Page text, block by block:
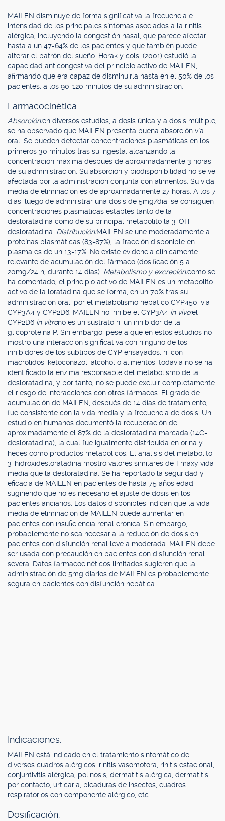
MAILEN disminuye de forma significativa la frecuencia e
intensidad de los principales síntomas asociados a la rinitis
alérgica, incluyendo la congestión nasal, que parece afectar
hasta a un 47-64% de los pacientes y que también puede
alterar el patrón del sueño. Horak y cols. (2001) estudió la
capacidad anticongestiva del principio activo de MAILEN,
afirmando que era capaz de disminuirla hasta en el 50% de los
pacientes, a los 90-120 minutos de su administración.
Farmacocinética.
Absorción:en diversos estudios, a dosis única y a dosis múltiple,
se ha observado que MAILEN presenta buena absorción vía
oral. Se pueden detectar concentraciones plasmáticas en los
primeros 30 minutos tras su ingesta, alcanzando la
concentración máxima después de aproximadamente 3 horas
de su administración. Su absorción y biodisponibilidad no se ve
afectada por la administración conjunta con alimentos. Su vida
media de eliminación es de aproximadamente 27 horas. A los 7
días, luego de administrar una dosis de 5mg/día, se consiguen
concentraciones plasmáticas estables tanto de la
desloratadina como de su principal metabolito la 3-OH
desloratadina. Distribución:MAILEN se une moderadamente a
proteínas plasmáticas (83-87%), la fracción disponible en
plasma es de un 13-17%. No existe evidencia clínicamente
relevante de acumulación del fármaco (dosificación 5 a
20mg/24 h, durante 14 días). Metabolismo y excreción:como se
ha comentado, el principio activo de MAILEN es un metabolito
activo de la loratadina que se forma, en un 70% tras su
administración oral, por el metabolismo hepático CYP450, vía
CYP3A4 y CYP2D6. MAILEN no inhibe el CYP3A4 in vivo;el
CYP2D6 in vitrono es un sustrato ni un inhibidor de la
glicoproteína P. Sin embargo, pese a que en estos estudios no
mostró una interacción significativa con ninguno de los
inhibidores de los subtipos de CYP ensayados, ni con
macrólidos, ketoconazol, alcohol o alimentos, todavía no se ha
identificado la enzima responsable del metabolismo de la
desloratadina, y por tanto, no se puede excluir completamente
el riesgo de interacciones con otros fármacos. El grado de
acumulación de MAILEN, después de 14 días de tratamiento,
fue consistente con la vida media y la frecuencia de dosis. Un
estudio en humanos documentó la recuperación de
aproximadamente el 87% de la desloratadina marcada (14C-
desloratadina), la cual fue igualmente distribuida en orina y
heces como productos metabólicos. El análisis del metabolito
3-hidroxidesloratadina mostró valores similares de Tmáxy vida
media que la desloratadina. Se ha reportado la seguridad y
eficacia de MAILEN en pacientes de hasta 75 años edad,
sugiriendo que no es necesario el ajuste de dosis en los
pacientes ancianos. Los datos disponibles indican que la vida
media de eliminación de MAILEN puede aumentar en
pacientes con insuficiencia renal crónica. Sin embargo,
probablemente no sea necesaria la reducción de dosis en
pacientes con disfunción renal leve a moderada. MAILEN debe
ser usada con precaución en pacientes con disfunción renal
severa. Datos farmacocinéticos limitados sugieren que la
administración de 5mg diarios de MAILEN es probablemente
segura en pacientes con disfunción hepática.
Indicaciones.
MAILEN está indicado en el tratamiento sintomático de
diversos cuadros alérgicos: rinitis vasomotora, rinitis estacional,
conjuntivitis alérgica, polinosis, dermatitis alérgica, dermatitis
por contacto, urticaria, picaduras de insectos, cuadros
respiratorios con componente alérgico, etc.
Dosificación.